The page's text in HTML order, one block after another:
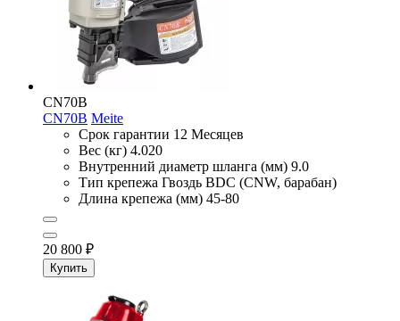
CN70B
CN70B Meite
Срок гарантии 12 Месяцев
Вес (кг) 4.020
Внутренний диаметр шланга (мм) 9.0
Тип крепежа Гвоздь BDC (CNW, барабан)
Длина крепежа (мм) 45-80
20 800 ₽
Купить